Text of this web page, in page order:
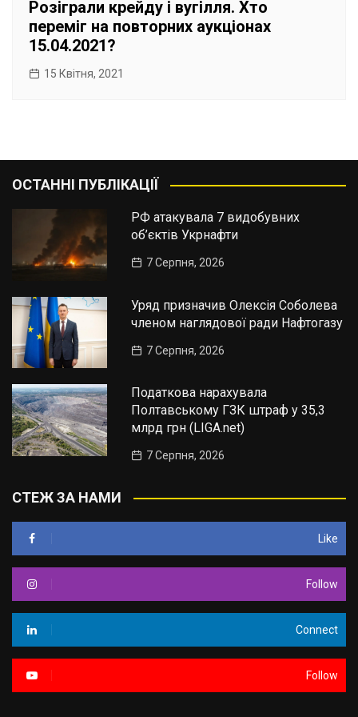
Розіграли крейду і вугілля. Хто
переміг на повторних аукціонах
15.04.2021?
15 Квітня, 2021
ОСТАННІ ПУБЛІКАЦІЇ
РФ атакувала 7 видобувних
об’єктів Укрнафти
7 Серпня, 2026
Уряд призначив Олексія Соболева
членом наглядової ради Нафтогазу
7 Серпня, 2026
Податкова нарахувала
Полтавському ГЗК штраф у 35,3
млрд грн (LIGA.net)
7 Серпня, 2026
СТЕЖ ЗА НАМИ
Like
Follow
Connect
Follow